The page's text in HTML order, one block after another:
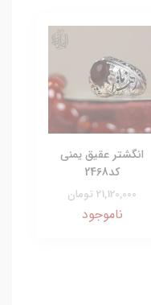
انگشتر عقیق یمنی
کد2468
21,120,000 تومان
ناموجود